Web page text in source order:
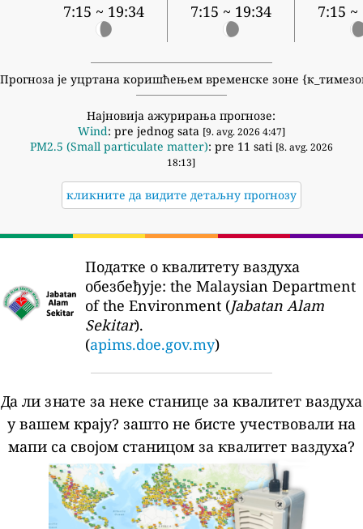
7:15 ~ 19:34 7:15 ~ 19:34 7:15 ~
Прогноза је уцртана коришћењем временске зоне
Најновија ажурирања прогнозе:
Wind: pre jednog sata [9. avg. 2026 4:47]
PM2.5 (Small particulate matter): pre 11 sati [8. avg. 2026
18:13]
кликните да видите детаљну прогнозу
Податке о квалитету ваздуха
обезбеђује: the Malaysian Department
of the Environment (Jabatan Alam
Sekitar).
(apims.doe.gov.my)
Да ли знате за неке станице за квалитет ваздуха
у вашем крају? зашто не бисте учествовали на
мапи са својом станицом за квалитет ваздуха?